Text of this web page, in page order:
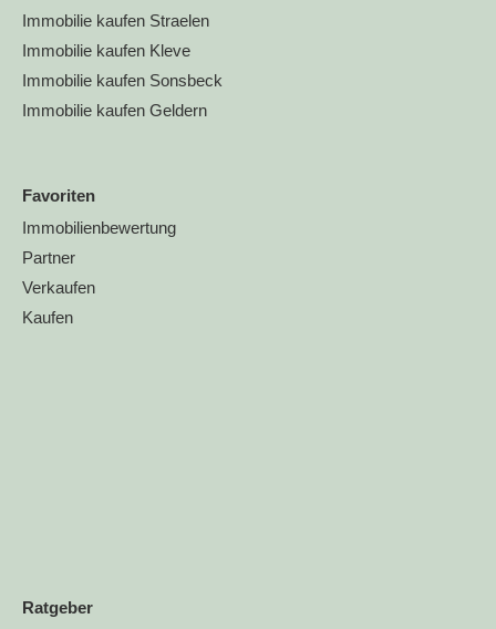
Immobilie kaufen Straelen
Immobilie kaufen Kleve
Immobilie kaufen Sonsbeck
Immobilie kaufen Geldern
Favoriten
Immobilienbewertung
Partner
Verkaufen
Kaufen
Ratgeber